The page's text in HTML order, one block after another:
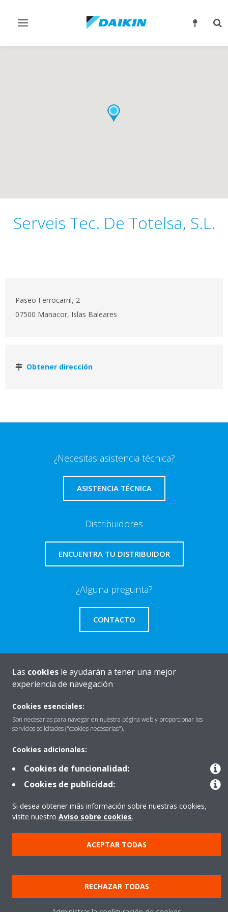
Alternar
Serveis Tec. De Totelsa, S.L.
Paseo Ferrocarril, 2
07500 Manacor, Islas Baleares
Obtener dirección
¿Necesitas asistencia técnica?
ASISTENCIA TÉCNICA
Distribuidores
ENCUENTRA TU DISTRIBUIDOR
¿Alguna pregunta?
CONTACTO
Quiénes somos
Destacados
Copyright © Daikin
Las cookies le ayudarán a tener una mejor
experiencia de navegación
Cookies esenciales:
Son necesarias para navegar en nuestra página web y proporcionar los
servicios solicitados ("cookies necesarias").
Cookies adicionales:
Cookies de funcionalidad:
Cookies de publicidad:
Si desea obtener más información sobre nuestras cookies,
visite nuestro Aviso sobre cookies.
ACEPTAR TODAS
RECHAZAR TODAS